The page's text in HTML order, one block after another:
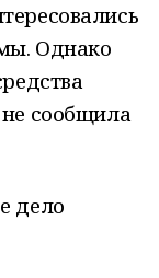
Однако
сообщила
дело